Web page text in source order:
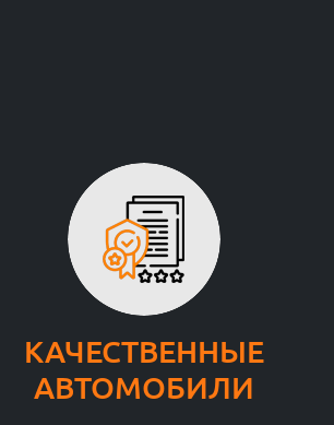
КАЧЕСТВЕННЫЕ
АВТОМОБИЛИ